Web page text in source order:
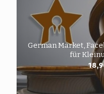
German Market,
für